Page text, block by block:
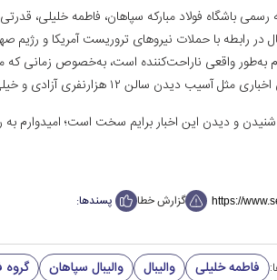
باشگاه فولاد مبارکه سپاهان، فاطمه خلیلی،
در رابطه با حملات نیروهای تروریست آمریکا و رژیم
واقعی ناراحت‌کننده است، به‌خصوص زمانی که
دیدن سالن ۱۲ هزارنفری آزادی و خیلی از خبرهای دیگر.
شنیدن و دیدن این اخبار برایم سخت است؛ امیدوارم
گزارش خطا پسندها:
فاطمه خلیلی والیبال والیبال سپاهان گروه